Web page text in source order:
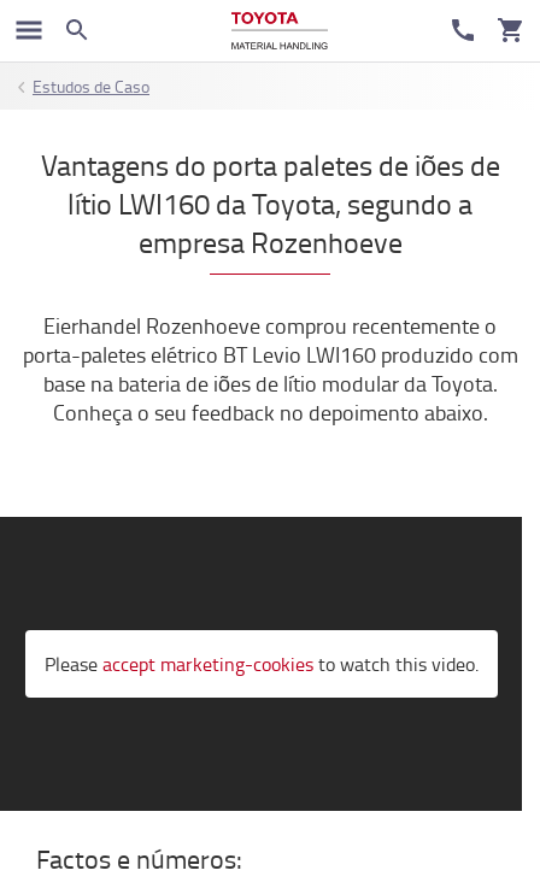
Estudos de Caso
Vantagens do porta paletes de iões de
lítio LWI160 da Toyota, segundo a
empresa Rozenhoeve
Eierhandel Rozenhoeve comprou recentemente o
porta-paletes elétrico BT Levio LWI160 produzido com
base na bateria de iões de lítio modular da Toyota.
Conheça o seu feedback no depoimento abaixo.
Pleaseaccept marketing-cookiesto watch this video.
Factose números: